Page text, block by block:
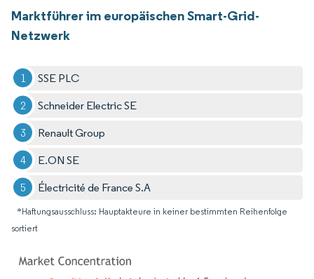
Marktführer im europäischen Smart-Grid-
Netzwerk
SSE PLC
Schneider Electric SE
Renault Group
E.ON SE
Électricité de France S.A
*Haftungsausschluss: Hauptakteure in keiner bestimmten Reihenfolge
sortiert